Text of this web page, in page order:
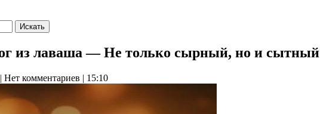
из лаваша — Не только сырный, но и сытный
| Нет комментариев | 15:10